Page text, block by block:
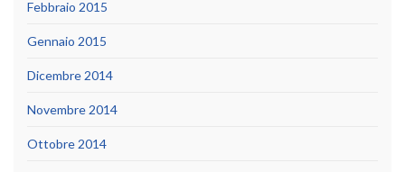
Febbraio 2015
Gennaio 2015
Dicembre 2014
Novembre 2014
Ottobre 2014